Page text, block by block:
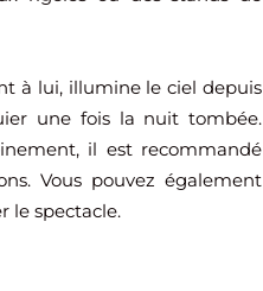
à lui, illumine le ciel depuis
une fois la nuit tombée.
il est recommandé
Vous pouvez également
le spectacle.